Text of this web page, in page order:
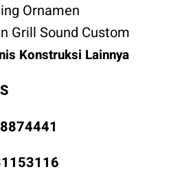
Ornamen
Grill Sound Custom
Konstruksi Lainnya